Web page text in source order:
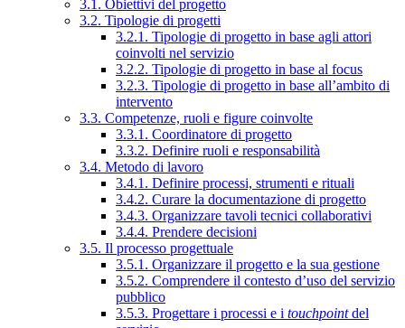
3.1. Obiettivi del progetto
3.2. Tipologie di progetti
3.2.1. Tipologie di progetto in base agli attori
coinvolti nel servizio
3.2.2. Tipologie di progetto in base al focus
3.2.3. Tipologie di progetto in base all’ambito di
intervento
3.3. Competenze, ruoli e figure coinvolte
3.3.1. Coordinatore di progetto
3.3.2. Definire ruoli e responsabilità
3.4. Metodo di lavoro
3.4.1. Definire processi, strumenti e rituali
3.4.2. Curare la documentazione di progetto
3.4.3. Organizzare tavoli tecnici collaborativi
3.4.4. Prendere decisioni
3.5. Il processo progettuale
3.5.1. Organizzare il progetto e la sua gestione
3.5.2. Comprendere il contesto d’uso del servizio
pubblico
3.5.3. Progettare i processi e i touchpointdel